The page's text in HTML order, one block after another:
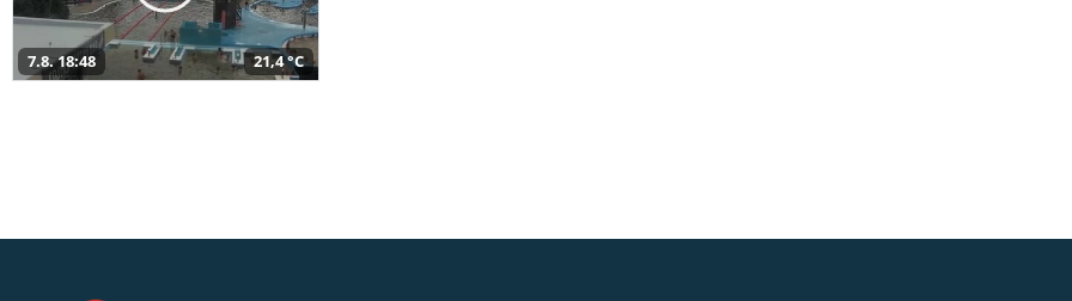
7.8. 18:48 21,4 °C